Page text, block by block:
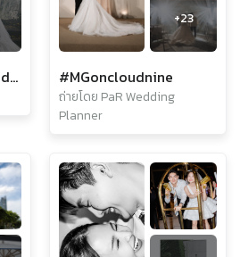
K'Jenny & K'Jay (Candid)
+23
#MGoncloudnine
ถ่ายโดย PaR Wedding
Planner